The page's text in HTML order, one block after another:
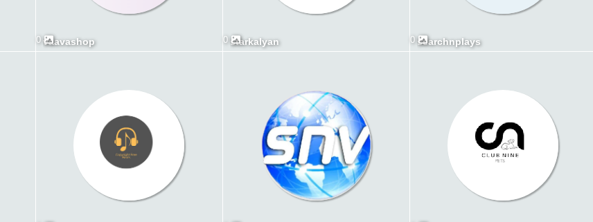
vaavashop
0 starkalyan
0 searchnplays
0